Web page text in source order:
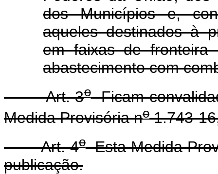
dos Municípios e,
aqueles destinados à
em faixas de fronteira
abastecimento com
Art. 3oFicam
Medida Provisória no1.743-
Art. 4oEsta Medida
publicação.